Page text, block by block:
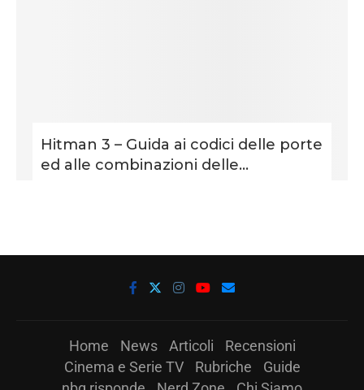
Hitman 3 – Guida ai codici delle porte
ed alle combinazioni delle...
Home News Articoli
Recensioni
Cinema e Serie TV
Rubriche
Guide